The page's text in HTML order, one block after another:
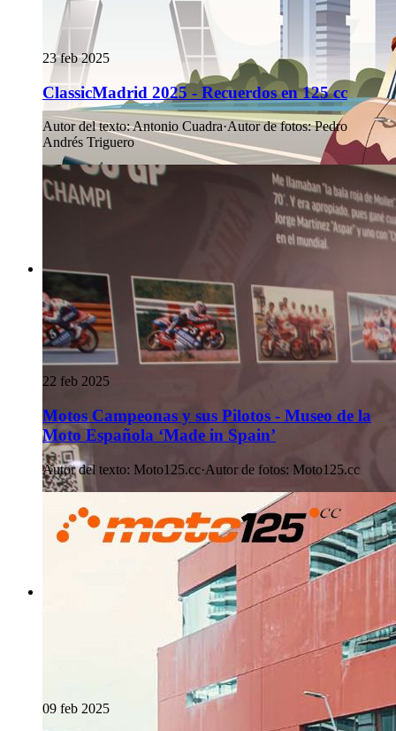
23 feb 2025
ClassicMadrid 2025 - Recuerdos en 125 cc
Autor del texto:Antonio Cuadra·Autor de fotos: Pedro
Andrés Triguero
22 feb 2025
Motos Campeonas y sus Pilotos - Museo de la
Moto Española ‘Made in Spain’
Autor del texto: Moto125.cc·Autor de fotos: Moto125.cc
09 feb 2025